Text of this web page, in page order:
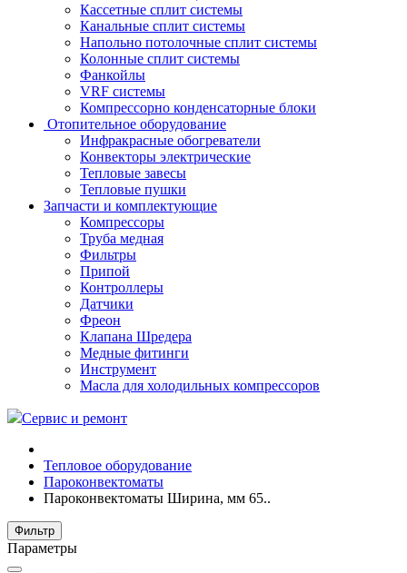
Кассетные сплит системы
Канальные сплит системы
Напольно потолочные сплит системы
Колонные сплит системы
Фанкойлы
VRF системы
Компрессорно конденсаторные блоки
Отопительное оборудование
Инфракрасные обогреватели
Конвекторы электрические
Тепловые завесы
Тепловые пушки
Запчасти и комплектующие
Компрессоры
Труба медная
Фильтры
Припой
Контроллеры
Датчики
Фреон
Клапана Шредера
Медные фитинги
Инструмент
Масла для холодильных компрессоров
Сервис и ремонт
Тепловое оборудование
Пароконвектоматы
Пароконвектоматы Ширина, мм 65..
Фильтр
Параметры